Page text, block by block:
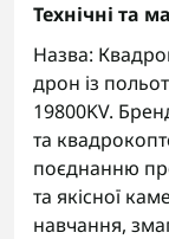
Технічні та
Назва:
дрон із
19800KV.
та
поєднанню
та якісної
навчання,